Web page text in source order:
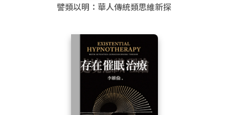
譬類以明：華人傳統類思維新探